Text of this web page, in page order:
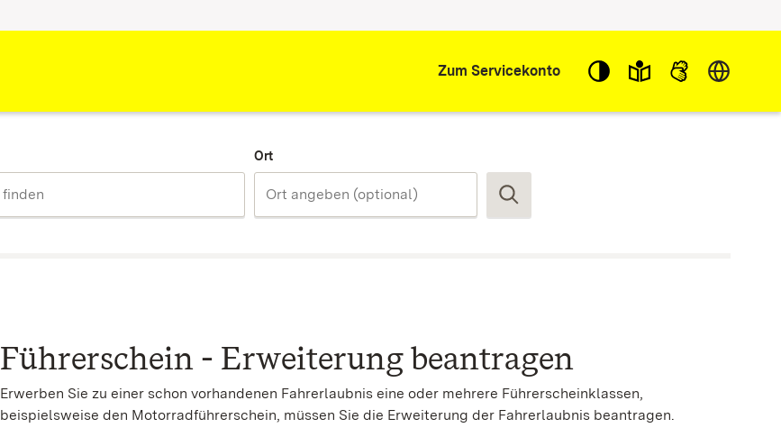
Zum Servicekonto Sprache
Ort
Suchen
Führerschein - Erweiterung beantragen
Erwerben Sie zu einer schon vorhandenen Fahrerlaubnis eine oder mehrere Führerscheinklassen,
beispielsweise den Motorradführerschein, müssen Sie die Erweiterung der Fahrerlaubnis beantragen.